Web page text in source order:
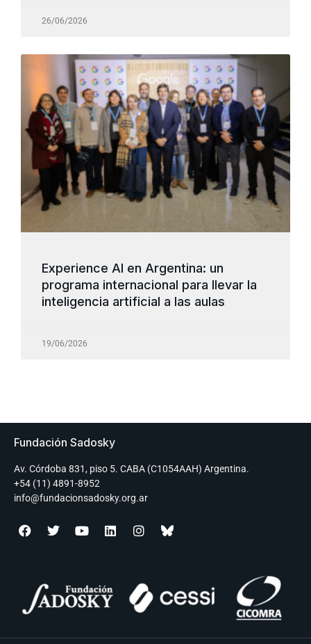
26/06/2026
Experience AI en Argentina: un
programa internacional para llevar la
inteligencia artificial a las aulas
19/06/2026
Fundación Sadosky
Av. Córdoba 831, piso 5. CABA (C1054AAH) Argentina.
+54 (11) 4891-8952
info@fundacionsadosky.org.ar